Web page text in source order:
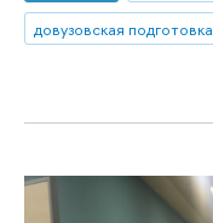
довузовская подготовка